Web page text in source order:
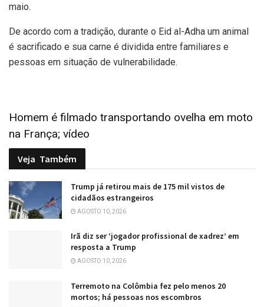
maio.
De acordo com a tradição, durante o Eid al-Adha um animal
é sacrificado e sua carne é dividida entre familiares e
pessoas em situação de vulnerabilidade.
Homem é filmado transportando ovelha em moto
na França; vídeo
Veja Também
Trump já retirou mais de 175 mil vistos de
cidadãos estrangeiros
AGOSTO 10, 2026
Irã diz ser ‘jogador profissional de xadrez’ em
resposta a Trump
AGOSTO 10, 2026
Terremoto na Colômbia fez pelo menos 20
mortos; há pessoas nos escombros